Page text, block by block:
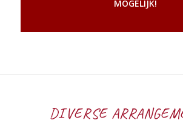
MOGELIJK!
DIVERSE